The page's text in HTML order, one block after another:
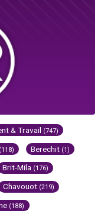
& Travail (747)
(118) Berechit (1)
Brit-Mila (176)
Chavouot (219)
(188)